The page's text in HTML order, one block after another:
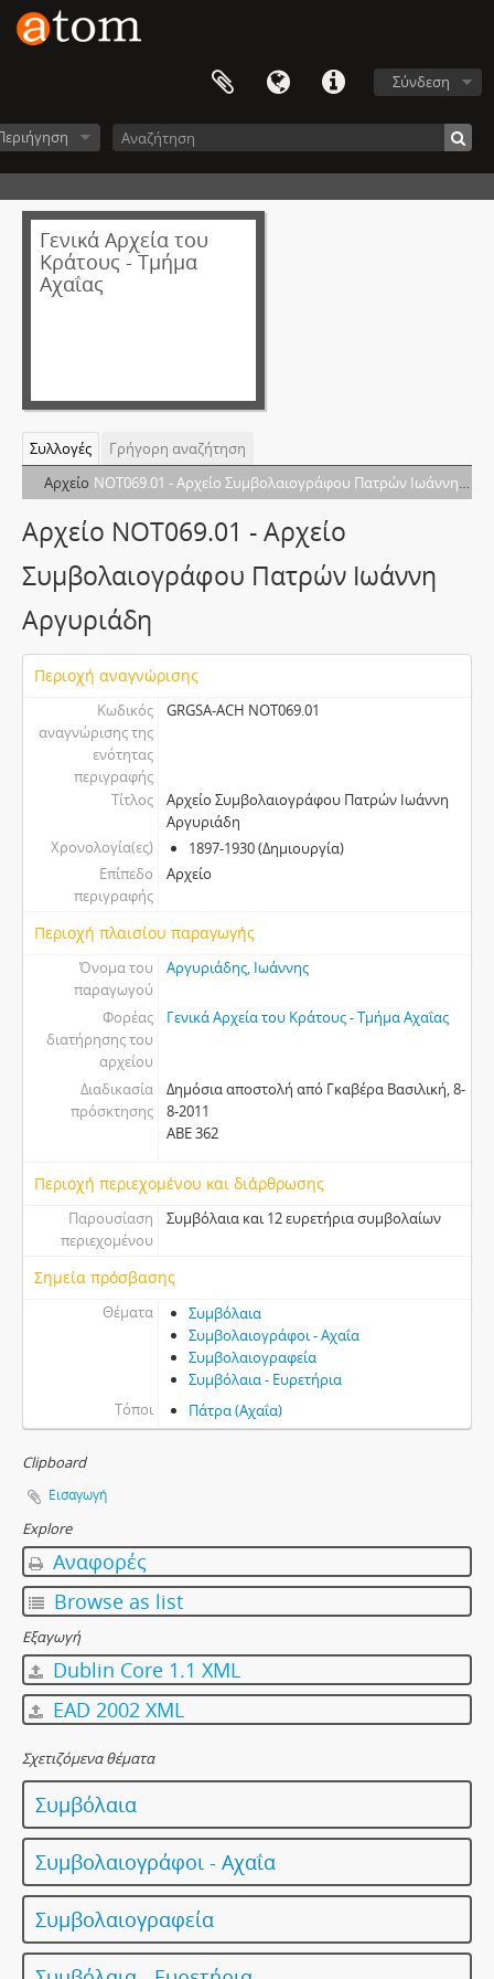
Σύνδεση
Γενικά Αρχεία του
Κράτους - Τμήμα
Αχαΐας
Συλλογές
Γρήγορη αναζήτηση
Αρχείο NOT069.01 - Αρχείο Συμβολαιογράφου Πατρών Ιωάννη Αργυριάδη
Αρχείο NOT069.01 - Αρχείο
Συμβολαιογράφου Πατρών Ιωάννη
Αργυριάδη
Περιοχή αναγνώρισης
Κωδικός
αναγνώρισης της
ενότητας
περιγραφής
GRGSA-ACH NOT069.01
Τίτλος
Αρχείο Συμβολαιογράφου Πατρών Ιωάννη
Αργυριάδη
Χρονολογία(ες)
1897-1930 (Δημιουργία)
Επίπεδο
περιγραφής
Αρχείο
Περιοχή πλαισίου παραγωγής
Όνομα του
παραγωγού
Αργυριάδης, Ιωάννης
Φορέας
διατήρησης του
αρχείου
Γενικά Αρχεία του Κράτους - Τμήμα Αχαΐας
Διαδικασία
πρόσκτησης
Δημόσια αποστολή από Γκαβέρα Βασιλική, 8-
8-2011
ABE 362
Περιοχή περιεχομένου και διάρθρωσης
Παρουσίαση
περιεχομένου
Συμβόλαια και 12 ευρετήρια συμβολαίων
Σημεία πρόσβασης
Θέματα
Συμβόλαια
Συμβολαιογράφοι - Αχαΐα
Συμβολαιογραφεία
Συμβόλαια - Ευρετήρια
Τόποι
Πάτρα (Αχαΐα)
Clipboard
Εισαγωγή
Explore
Αναφορές
Browse as list
Εξαγωγή
Dublin Core 1.1 XML
EAD 2002 XML
Σχετιζόμενα θέματα
Συμβόλαια
Συμβολαιογράφοι - Αχαΐα
Συμβολαιογραφεία